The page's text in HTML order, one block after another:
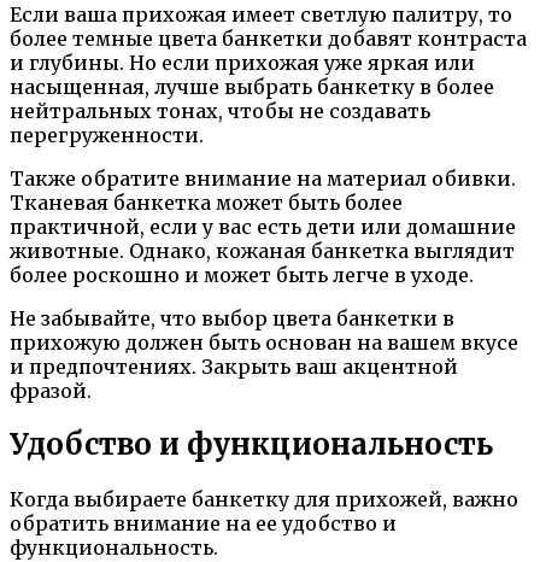
Если ваша прихожая имеет светлую палитру, то
более темные цвета банкетки добавят контраста
и глубины. Но если прихожая уже яркая или
насыщенная, лучше выбрать банкетку в более
нейтральных тонах, чтобы не создавать
перегруженности.
Также обратите внимание на материал обивки.
Тканевая банкетка может быть более
практичной, если у вас есть дети или домашние
животные. Однако, кожаная банкетка выглядит
более роскошно и может быть легче в уходе.
Не забывайте, что выбор цвета банкетки в
прихожую должен быть основан на вашем вкусе
и предпочтениях. Закрыть ваш акцентной
фразой.
Удобство и функциональность
Когда выбираете банкетку для прихожей, важно
обратить внимание на ее удобство и
функциональность.